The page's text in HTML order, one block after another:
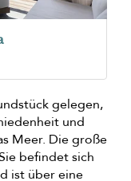
gelegen,
und
Meer. Die große
befindet sich
ist über eine